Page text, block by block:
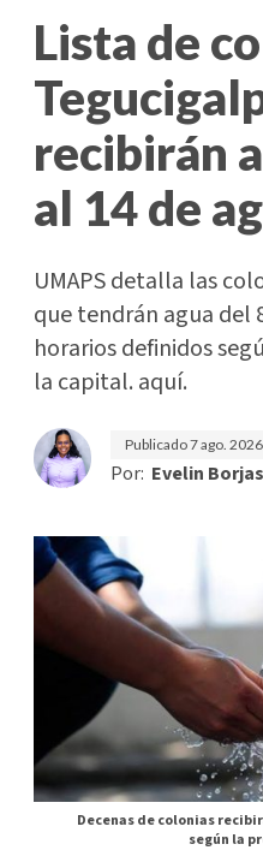
Lista de
recibirán
al 14 de
UMAPS detalla las
que tendrán agua del
horarios definidos
la capital. aquí.
Publicado7 ago. 2026
Por: Evelin Borjas
Decenas de colonias
según la